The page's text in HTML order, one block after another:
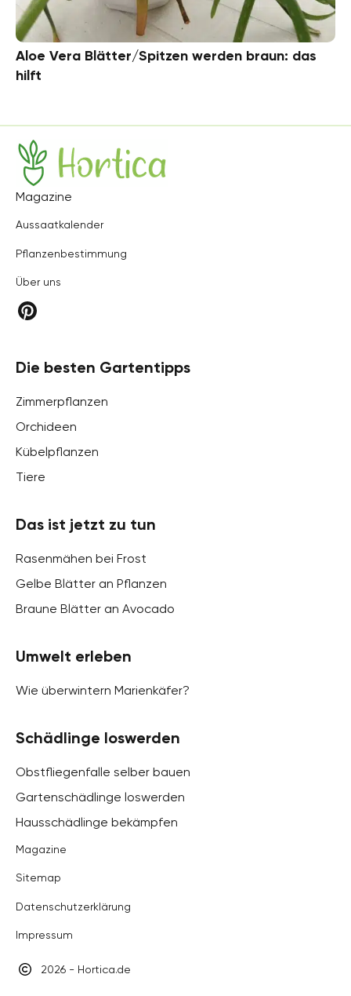
Aloe Vera Blätter/Spitzen werden braun: das
hilft
Hortica
Magazine
Aussaatkalender
Pflanzenbestimmung
Über uns
Die besten Gartentipps
Zimmerpflanzen
Orchideen
Kübelpflanzen
Tiere
Das ist jetzt zu tun
Rasenmähen bei Frost
Gelbe Blätter an Pflanzen
Braune Blätter an Avocado
Umwelt erleben
Wie überwintern Marienkäfer?
Schädlinge loswerden
Obstfliegenfalle selber bauen
Gartenschädlinge loswerden
Hausschädlinge bekämpfen
Magazine
Sitemap
Datenschutzerklärung
Impressum
2026 - Hortica.de